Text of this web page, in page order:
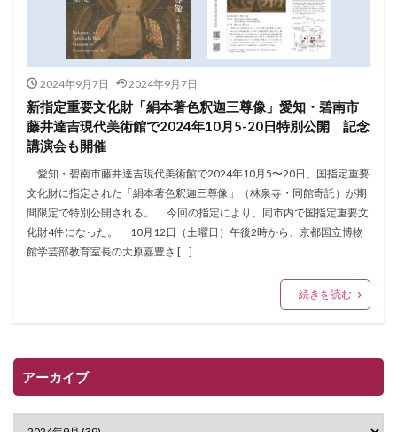
2024年9月7日 2024年9月7日
新指定重要文化財「絹本著色釈迦三尊像」愛知・碧南市
藤井達吉現代美術館で2024年10月5-20日特別公開 記念
講演会も開催
愛知・碧南市藤井達吉現代美術館で2024年10月5〜20日、国指定重要
文化財に指定された「絹本著色釈迦三尊像」（林泉寺・同館寄託）が期
間限定で特別公開される。 今回の指定により、同市内で国指定重要文
化財4件になった。 10月12日（土曜日）午後2時から、京都国立博物
館学芸部教育室長の大原嘉豊さ […]
続きを読む
アーカイブ